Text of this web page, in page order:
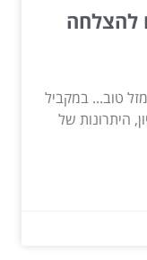
להצלחה
טוב... במקביל
היתרונות של